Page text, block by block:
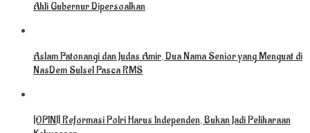
Ahli Gubernur Dipersoalkan
Aslam Patonangi dan Judas Amir, Dua Nama Senior yang Menguat di
NasDem Sulsel Pasca RMS
[OPINI] Reformasi Polri Harus Independen, Bukan Jadi Peliharaan